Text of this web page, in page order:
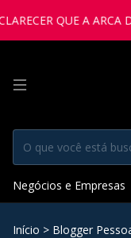
QUE A ARCA
Negócios e Empresas
Início > Blogger